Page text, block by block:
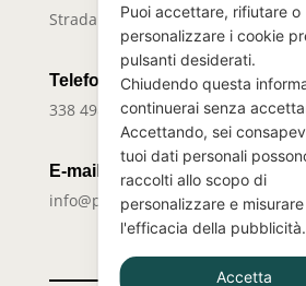
Strada della Pronda 45/F –10142
Telefono
338 4989548
E-mail
info@psicologaligeiazauli.it
Puoi accettare, rifiutare o
personalizzare i cookie
pulsanti desiderati.
Chiudendo questa
continuerai senza
Accettando, sei
tuoi dati personali
raccolti allo scopo di
personalizzare e misurare
l'efficacia della pubblicità.
Accetta